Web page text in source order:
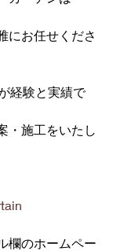
にお任せくださ
経験と実績で
・施工をいたし
欄のホームペー